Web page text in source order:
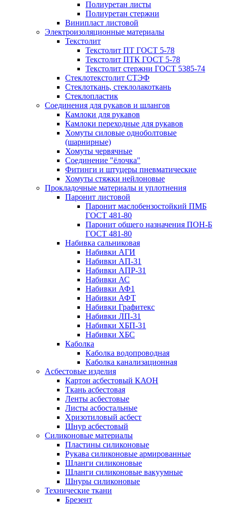
Полиуретан листы
Полиуретан стержни
Винипласт листовой
Электроизоляционные материалы
Текстолит
Текстолит ПТ ГОСТ 5-78
Текстолит ПТК ГОСТ 5-78
Текстолит стержни ГОСТ 5385-74
Стеклотекстолит СТЭФ
Стеклоткань, стеклолакоткань
Стеклопластик
Соединения для рукавов и шлангов
Камлоки для рукавов
Камлоки переходные для рукавов
Хомуты силовые одноболтовые
(шарнирные)
Хомуты червячные
Соединение "ёлочка"
Фитинги и штуцеры пневматические
Хомуты стяжки нейлоновые
Прокладочные материалы и уплотнения
Паронит листовой
Паронит маслобензостойкий ПМБ
ГОСТ 481-80
Паронит общего назначения ПОН-Б
ГОСТ 481-80
Набивка сальниковая
Набивки АГИ
Набивки АП-31
Набивки АПР-31
Набивки АС
Набивки АФ1
Набивки АФТ
Набивки Графитекс
Набивки ЛП-31
Набивки ХБП-31
Набивки ХБС
Каболка
Каболка водопроводная
Каболка канализационная
Асбестовые изделия
Картон асбестовый КАОН
Ткань асбестовая
Ленты асбестовые
Листы асбостальные
Хризотиловый асбеcт
Шнур асбестовый
Силиконовые материалы
Пластины силиконовые
Рукава силиконовые армированные
Шланги силиконовые
Шланги силиконовые вакуумные
Шнуры силиконовые
Технические ткани
Брезент